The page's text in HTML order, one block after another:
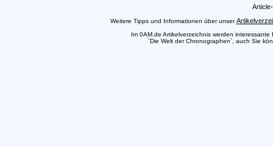
Weitere Tipps und Informationen über unser
Im 0AM.de Artikelverzeichnis werden
`Die Welt der Chronographen`, auch Sie